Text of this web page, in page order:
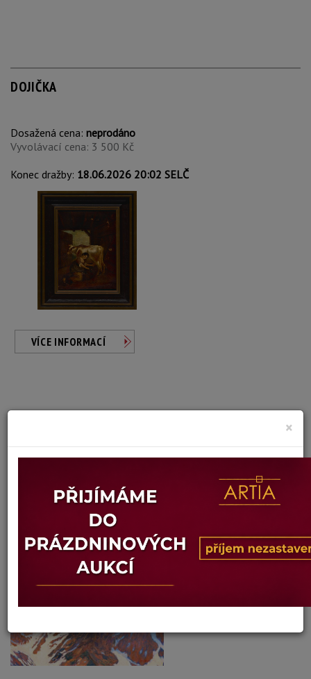
DOJIČKA
Dosažená cena: neprodáno
Vyvolávací cena: 3 500 Kč
Konec dražby: 18.06.2026 20:02 SELČ
VÍCE INFORMACÍ
Autor:Jaroslav Josífko
Dosažená cena:neprodáno
Vyvolávací cena: 1 500 Kč
Konec dražby:18.06.2026 20:02 SELČ
×